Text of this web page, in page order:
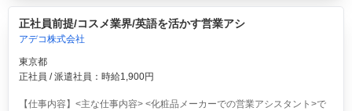
正社員前提/コスメ業界/英語を活かす営業アシ
アデコ株式会社
東京都
正社員 / 派遣社員：時給1,900円
【仕事内容】<主な仕事内容> <化粧品メーカーでの営業アシスタント>で